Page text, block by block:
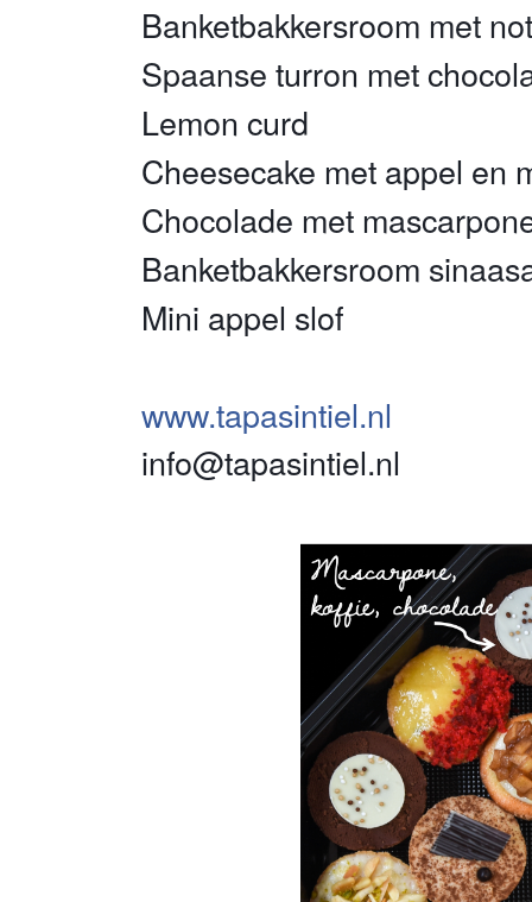
Banketbakkersroom met
Spaanse turron met
Lemon curd
Cheesecake met appel en
Chocolade met
Banketbakkersroom
Mini appel slof
www.tapasintiel.nl
info@tapasintiel.nl